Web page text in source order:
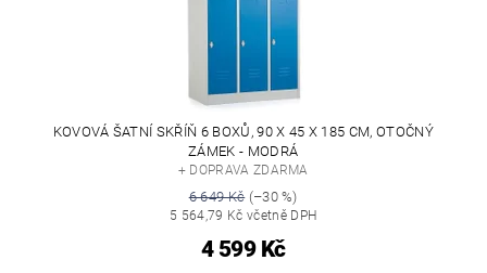
KOVOVÁ ŠATNÍ SKŘÍŇ 6 BOXŮ, 90 X 45 X 185 CM, OTOČNÝ
ZÁMEK - MODRÁ
+ DOPRAVA ZDARMA
6 649 Kč(–30 %)
5 564,79 Kč včetně DPH
4 599 Kč